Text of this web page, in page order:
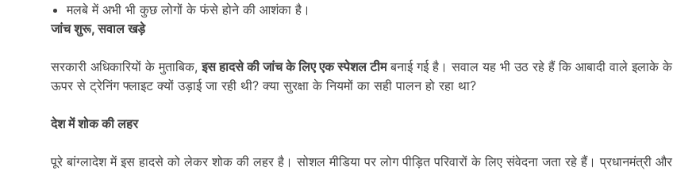
मलबे में अभी भी कुछ लोगों के फंसे होने की आशंका है।
जांच शुरू,सवाल खड़े
सरकारी अधिकारियों के मुताबिक,इस हादसे की जांच के लिए एक स्पेशल टीमबनाई गई है। सवाल यह भी उठ रहे हैं कि आबादी वाले इलाके के
ऊपर से ट्रेनिंग फ्लाइट क्यों उड़ाई जा रही थी? क्या सुरक्षा के नियमों का सही पालन हो रहा था?
देश में शोक की लहर
पूरे बांग्लादेश में इस हादसे को लेकर शोक की लहर है। सोशल मीडिया पर लोग पीड़ित परिवारों के लिए संवेदना जता रहे हैं। प्रधानमंत्री और